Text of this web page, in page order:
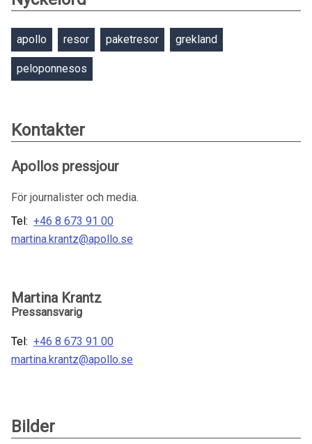
apollo resor paketresor grekland
peloponnesos
Kontakter
Apollos pressjour
För journalister och media.
Tel: +46 8 673 91 00
martina.krantz@apollo.se
Martina Krantz
Pressansvarig
Tel: +46 8 673 91 00
martina.krantz@apollo.se
Bilder